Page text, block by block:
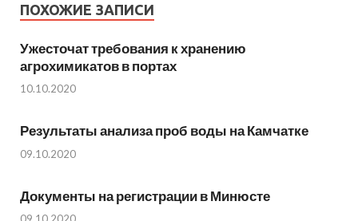
ПОХОЖИЕ ЗАПИСИ
Ужесточат требования к хранению
агрохимикатов в портах
10.10.2020
Результаты анализа проб воды на Камчатке
09.10.2020
Документы на регистрации в Минюсте